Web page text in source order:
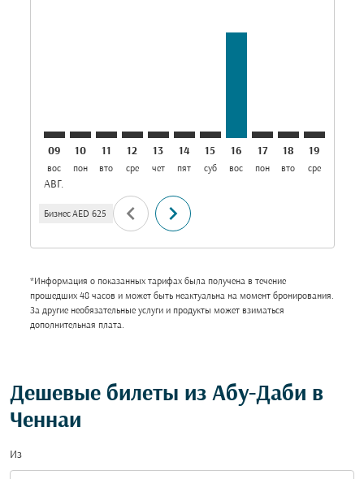
09
вос
АВГ.
10
пон
11
вто
12
сре
13
чет
14
пят
15
суб
16
вос
17
пон
18
вто
19
сре
Бизнес AED 625 chevron_left chevron_right
*Информация о показанных тарифах была получена в течение
прошедших 48 часов и может быть неактуальна на момент бронирования.
За другие необязательные услуги и продукты может взиматься
дополнительная плата.
Дешевые билеты из Абу-Даби в
Ченнаи
Из